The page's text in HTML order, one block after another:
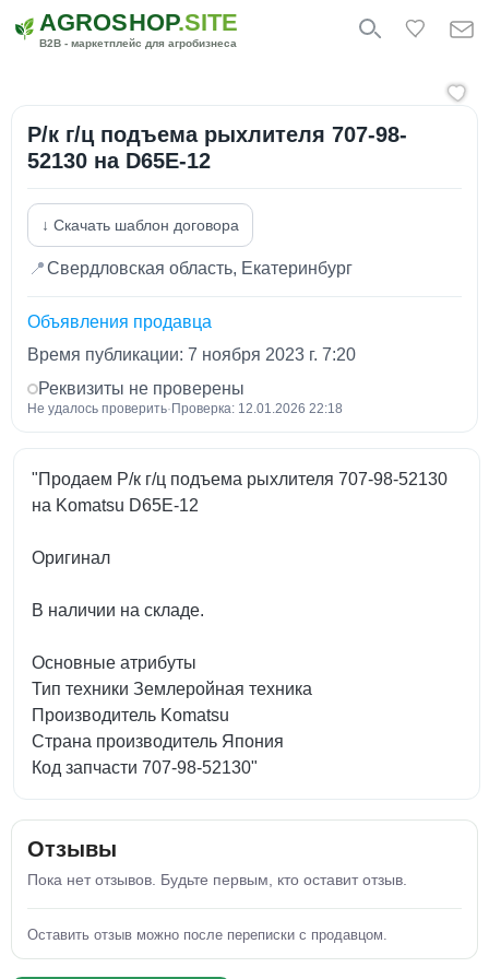
AGROSHOP.SITE
B2B - маркетплейс для агробизнеса
Р/к г/ц подъема рыхлителя 707-98-
52130 на D65E-12
↓ Скачать шаблон договора
📍Свердловская область, Екатеринбург
Объявления продавца
Время публикации: 7 ноября 2023 г. 7:20
Реквизиты не проверены
Не удалось проверить· Проверка: 12.01.2026 22:18
"Продаем Р/к г/ц подъема рыхлителя 707-98-52130
на Komatsu D65E-12
Оригинал
В наличии на складе.
Основные атрибуты
Тип техники Землеройная техника
Производитель Komatsu
Страна производитель Япония
Код запчасти 707-98-52130"
Отзывы
Пока нет отзывов. Будьте первым, кто оставит отзыв.
Оставить отзыв можно после переписки с продавцом.